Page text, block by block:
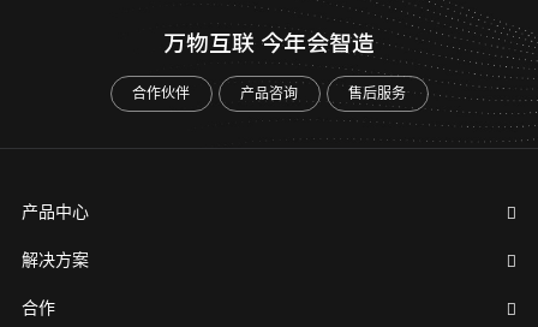
万物互联 今年会智造
合作伙伴 产品咨询 售后服务
产品中心
解决方案
合作